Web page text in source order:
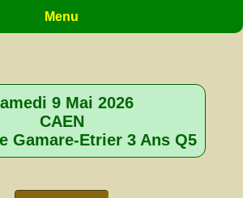
Menu
9 Mai 2026
CAEN
Gamare-Etrier 3 Ans Q5